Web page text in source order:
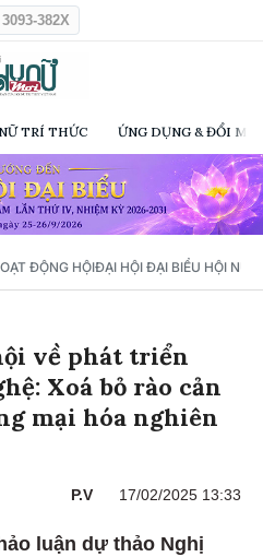
3093-382X
NỮ TRÍ THỨC ỨNG DỤNG & ĐỔI
ĐỘNG HỘIĐẠI HỘI ĐẠI BIỂU HỘI NỮ
về phát triển
Xoá bỏ rào cản
mại hóa nghiên
P.V 17/02/2025 13:33
luận dự thảo Nghị